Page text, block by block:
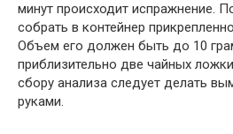
минут происходит испражнение.
собрать в контейнер
Объем его должен быть до 10
приблизительно две чайных
сбору анализа следует делать
руками.